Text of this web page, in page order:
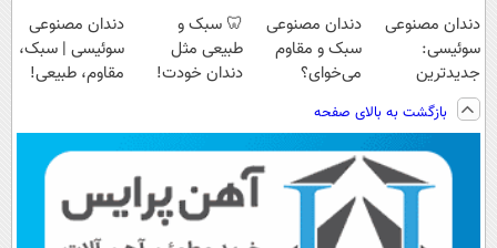
دندان مصنوعی
سوئیسی:
جدیدترین
فناوری اروپا،
سبک و مقاوم |
پرداخت قسطی
دندان مصنوعی
سبک و مقاوم
می‌خوای؟
هم داریم!😍 |
📍تهران
🦷 سبک و
طبیعی مثل
دندان خودت!
💳 📍 تهران
دندان مصنوعی
سوئیسی | سبک،
مقاوم، طبیعی!
اقساطی😍
بازگشت به بالای صفحه